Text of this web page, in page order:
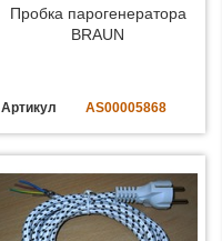
Пробка парогенератора
BRAUN
Артикул AS00005868